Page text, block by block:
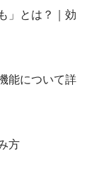
」とは？｜効
能について詳
方